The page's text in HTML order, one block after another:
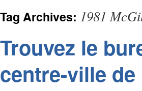
Tag Archives: 1981
Trouvez le
centre-ville